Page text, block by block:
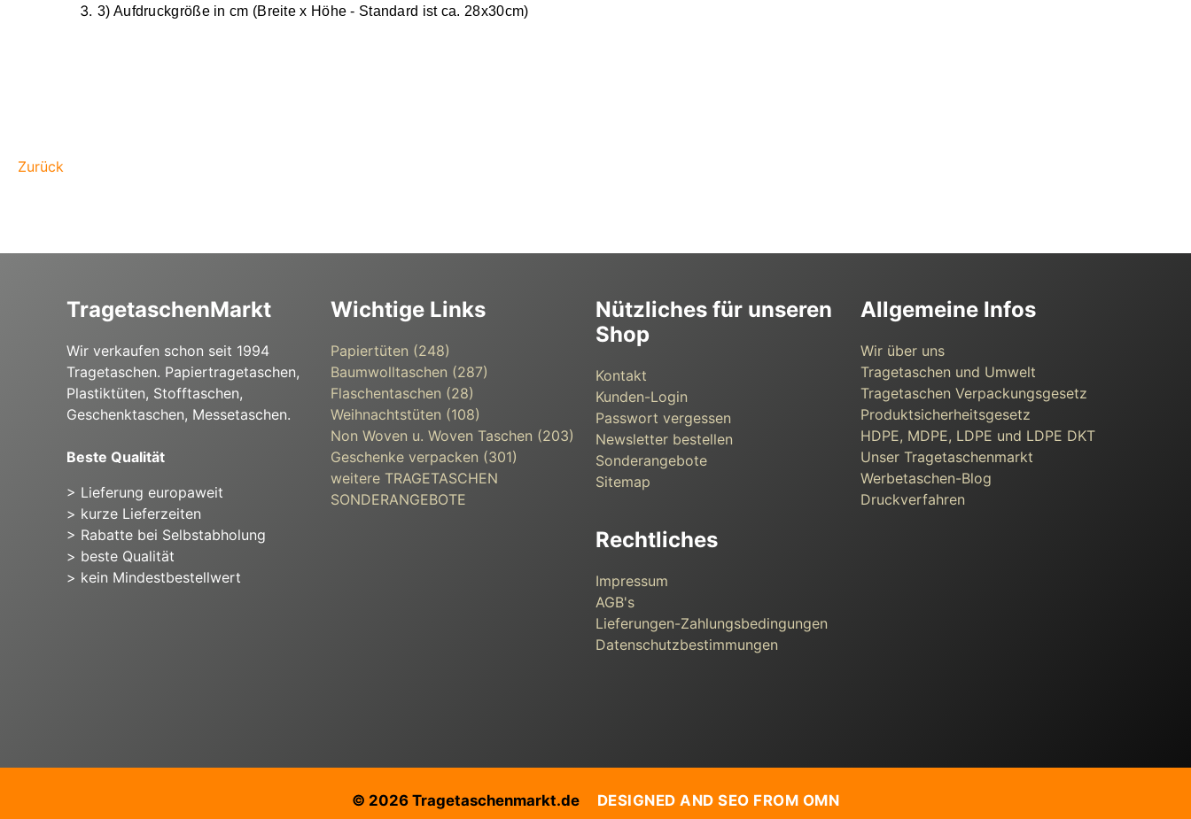
3) Aufdruckgröße in cm (Breite x Höhe - Standard ist ca. 28x30cm)
Zurück
TragetaschenMarkt
Wir verkaufen schon seit 1994
Tragetaschen. Papiertragetaschen,
Plastiktüten, Stofftaschen,
Geschenktaschen, Messetaschen.
Beste Qualität
> Lieferung europaweit
> kurze Lieferzeiten
> Rabatte bei Selbstabholung
> beste Qualität
> kein Mindestbestellwert
Wichtige Links
Papiertüten (248)
Baumwolltaschen (287)
Flaschentaschen (28)
Weihnachts­tüten (108)
Non Woven u. Woven Taschen (203)
Geschenke verpacken (301)
weitere TRAGETASCHEN
SONDERANGEBOTE
Nützliches für unseren
Shop
Kontakt
Kunden-Login
Passwort vergessen
Newsletter bestellen
Sonderangebote
Sitemap
Rechtliches
Impressum
AGB's
Lieferungen-Zahlungsbedingungen
Datenschutzbestimmungen
Allgemeine Infos
Wir über uns
Tragetaschen und Umwelt
Tragetaschen Verpackungsgesetz
Produktsicherheitsgesetz
HDPE, MDPE, LDPE und LDPE DKT
Unser Tragetaschenmarkt
Werbetaschen-Blog
Druckverfahren
© 2026 Tragetaschenmarkt.de DESIGNED AND SEO FROM OMN